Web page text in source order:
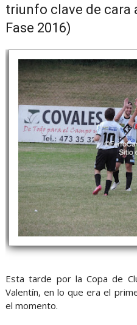
triunfo clave de cara
Fase 2016)
Esta tarde por la Copa de
Valentín, en lo que era el
el momento.